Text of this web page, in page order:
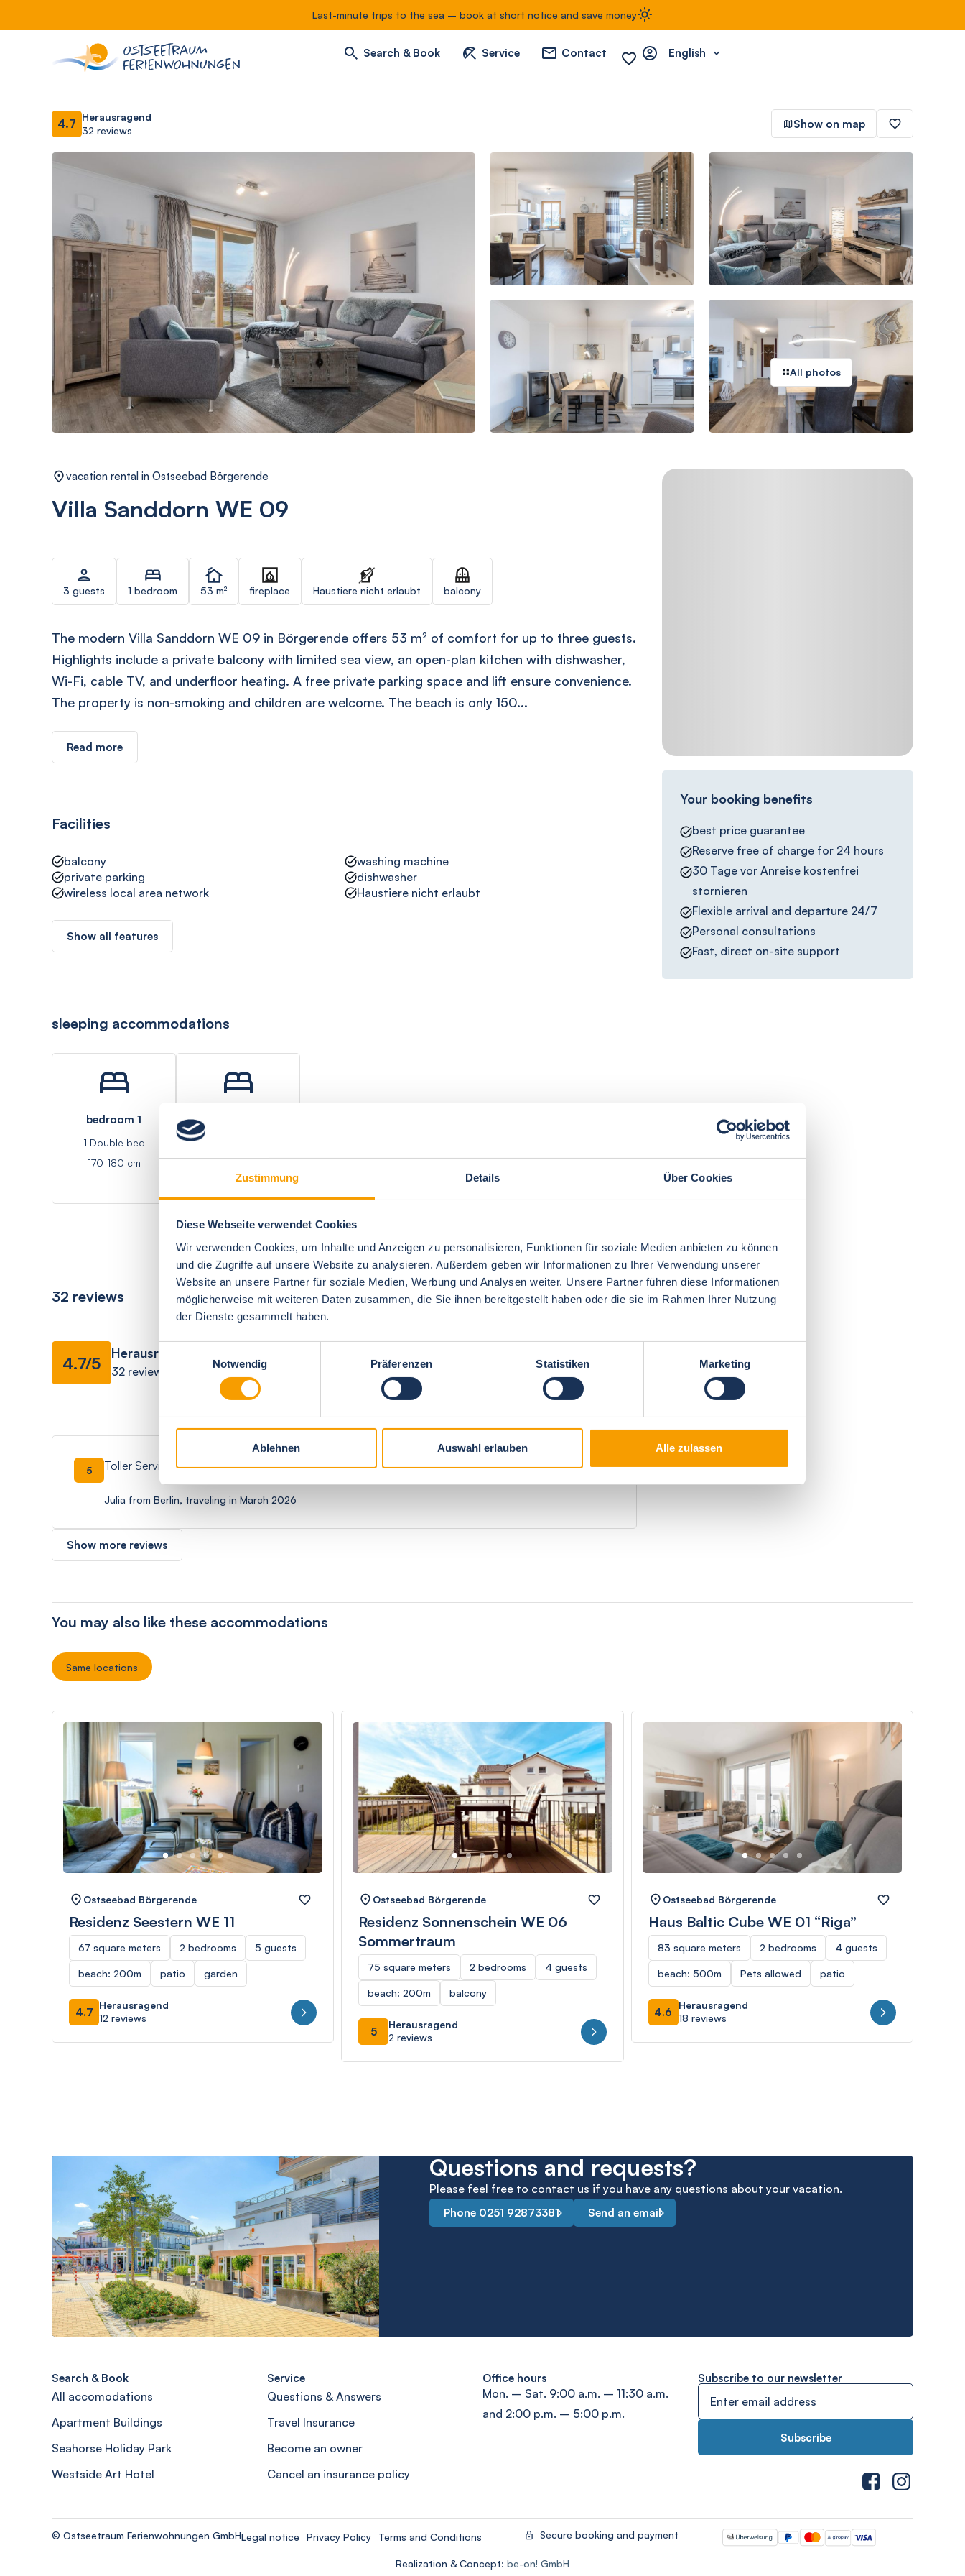
Zustimmung Details Über Cookies
Diese Webseite verwendet Cookies
Wir verwenden Cookies, um Inhalte und Anzeigen zu personalisieren, Funktionen für soziale Medien anbieten zu können
und die Zugriffe auf unsere Website zu analysieren. Außerdem geben wir Informationen zu Ihrer Verwendung unserer
Website an unsere Partner für soziale Medien, Werbung und Analysen weiter. Unsere Partner führen diese Informationen
möglicherweise mit weiteren Daten zusammen, die Sie ihnen bereitgestellt haben oder die sie im Rahmen Ihrer Nutzung
der Dienste gesammelt haben.
Notwendig
Präferenzen Statistiken Marketing
Ablehnen Auswahl erlauben Alle zulassen
Last-minute trips to the sea – book at short notice and save money
Search & Book Service Contact English
4.7 Herausragend
32 reviews
Show on map
All photos
vacation rental in Ostseebad Börgerende
Villa Sanddorn WE 09
3 guests 1 bedroom 53 m² fireplace Haustiere nicht erlaubt balcony
The modern Villa Sanddorn WE 09 in Börgerende offers 53 m² of comfort for up to three guests.
Highlights include a private balcony with limited sea view, an open-plan kitchen with dishwasher,
Wi-Fi, cable TV, and underfloor heating. A free private parking space and lift ensure convenience.
The property is non-smoking and children are welcome. The beach is only 150...
Read more
Facilities
balcony
washing machine
private parking
dishwasher
wireless local area network
Haustiere nicht erlaubt
Show all features
sleeping accommodations
bedroom 1
1 Double bed
170-180 cm
1 Single bed - Sofa
bed
32 reviews
4.7/5
Herausragend
32 reviews overall impression
5 Toller Service und ein Ort zum Urlaub machen.
Julia from Berlin, traveling in March 2026
Show more reviews
Your booking benefits
best price guarantee
Reserve free of charge for 24 hours
30 Tage vor Anreise kostenfrei
stornieren
Flexible arrival and departure 24/7
Personal consultations
Fast, direct on-site support
You may also like these accommodations
Same locations
Ostseebad Börgerende
Residenz Seestern WE 11
67 square meters 2 bedrooms 5 guests
beach: 200m patio garden
4.7
Herausragend
12 reviews
Ostseebad Börgerende
Residenz Sonnenschein WE 06
Sommertraum
75 square meters 2 bedrooms 4 guests
beach: 200m balcony
5
Herausragend
2 reviews
Ostseebad Börgerende
Haus Baltic Cube WE 01 “Riga”
83 square meters 2 bedrooms 4 guests
beach: 500m Pets allowed patio
4.6
Herausragend
18 reviews
Questions and requests?
Please feel free to contact us if you have any questions about your vacation.
Phone 0251 92873381 Send an email
Search & Book
All accomodations
Apartment Buildings
Seahorse Holiday Park
Westside Art Hotel
Service
Questions & Answers
Travel Insurance
Become an owner
Cancel an insurance policy
Office hours
Mon. – Sat. 9:00 a.m. – 11:30 a.m.
and 2:00 p.m. – 5:00 p.m.
Subscribe to our newsletter
© Ostseetraum Ferienwohnungen GmbHLegal notice Privacy Policy Terms and Conditions Secure booking and payment
Realization & Concept: be-on! GmbH